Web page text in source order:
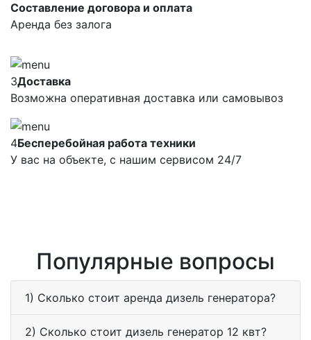
Составление договора и оплата
Аренда без залога
3Доставка
Возможна оперативная доставка или самовывоз
4Бесперебойная работа техники
У вас на объекте, с нашим сервисом 24/7
Популярные вопросы
1) Сколько стоит аренда дизель генератора?
2) Сколько стоит дизель генератор 12 квт?